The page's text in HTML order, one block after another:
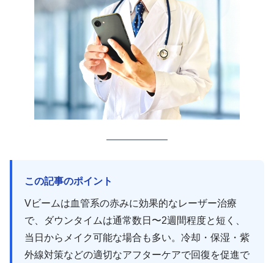
この記事のポイント
Vビームは血管系の赤みに効果的なレーザー治療
で、ダウンタイムは通常数日〜2週間程度と短く、
当日からメイク可能な場合も多い。冷却・保湿・紫
外線対策などの適切なアフターケアで回復を促進で